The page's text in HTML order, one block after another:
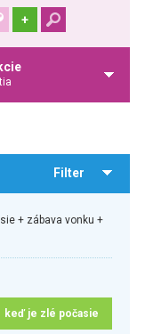
+
Filter
+ zábava vonku +
keď je zlé počasie